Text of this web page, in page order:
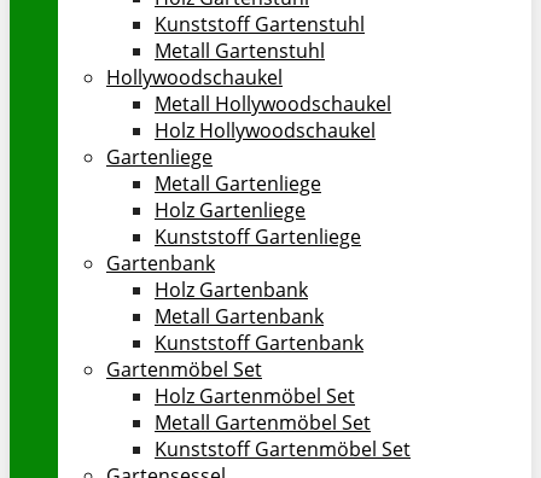
Kunststoff Gartenstuhl
Metall Gartenstuhl
Hollywoodschaukel
Metall Hollywoodschaukel
Holz Hollywoodschaukel
Gartenliege
Metall Gartenliege
Holz Gartenliege
Kunststoff Gartenliege
Gartenbank
Holz Gartenbank
Metall Gartenbank
Kunststoff Gartenbank
Gartenmöbel Set
Holz Gartenmöbel Set
Metall Gartenmöbel Set
Kunststoff Gartenmöbel Set